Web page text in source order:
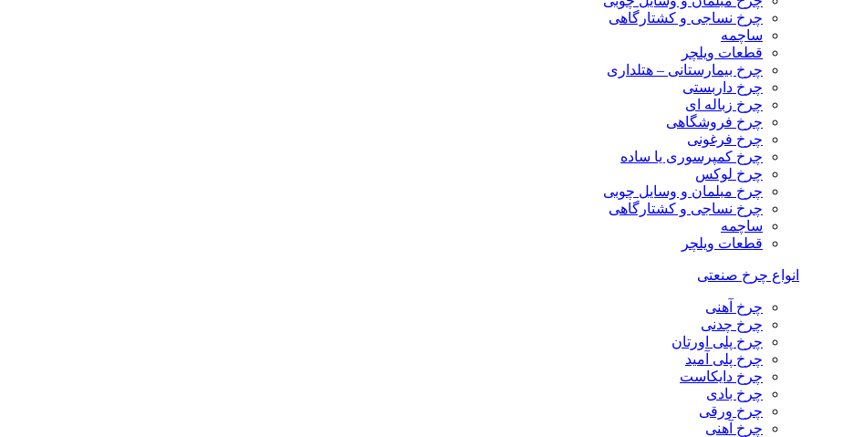
چرخ نساجی و کشتارگاهی
ساچمه
قطعات ویلچر
چرخ بیمارستانی – هتلداری
چرخ داربستی
چرخ زباله ای
چرخ فروشگاهی
چرخ فرغونی
چرخ کمپرسوری یا ساده
چرخ لوکس
چرخ مبلمان و وسایل چوبی
چرخ نساجی و کشتارگاهی
ساچمه
قطعات ویلچر
انواع چرخ صنعتی
چرخ آهنی
چرخ چدنی
چرخ پلی اورتان
چرخ پلی آمید
چرخ دایکاست
چرخ بادی
چرخ ورقی
چرخ آهنی